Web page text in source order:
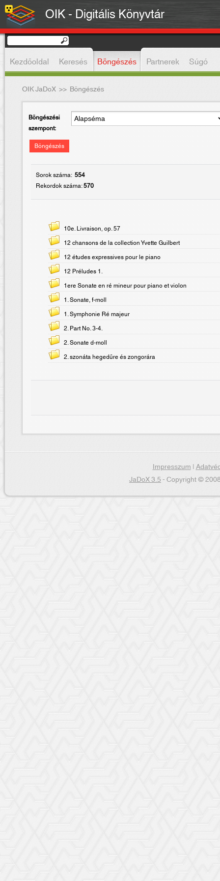
OIK - Digitális Könyvtár
Kezdőoldal Keresés Böngészés Partnerek Súgó
OIK JaDoX >> Böngészés
Böngészési
szempont:
Böngészés
Sorok száma: 554
Rekordok száma:570
10e. Livraison, op. 57
12 chansons de la collection Yvette Guilbert
12 études expressives pour le piano
12 Préludes 1.
1ere Sonate en ré mineur pour piano et violon
1. Sonate, f-moll
1. Symphonie Ré majeur
2. Part No. 3-4.
2. Sonate d-moll
2. szonáta hegedűre és zongorára
Impresszum|
JaDoX 3.5- Copyright ©